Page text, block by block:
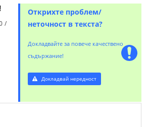
Открихте проблем/
неточност в текста?
Докладвайте за повече качествено
съдържание!
Докладвай нередност